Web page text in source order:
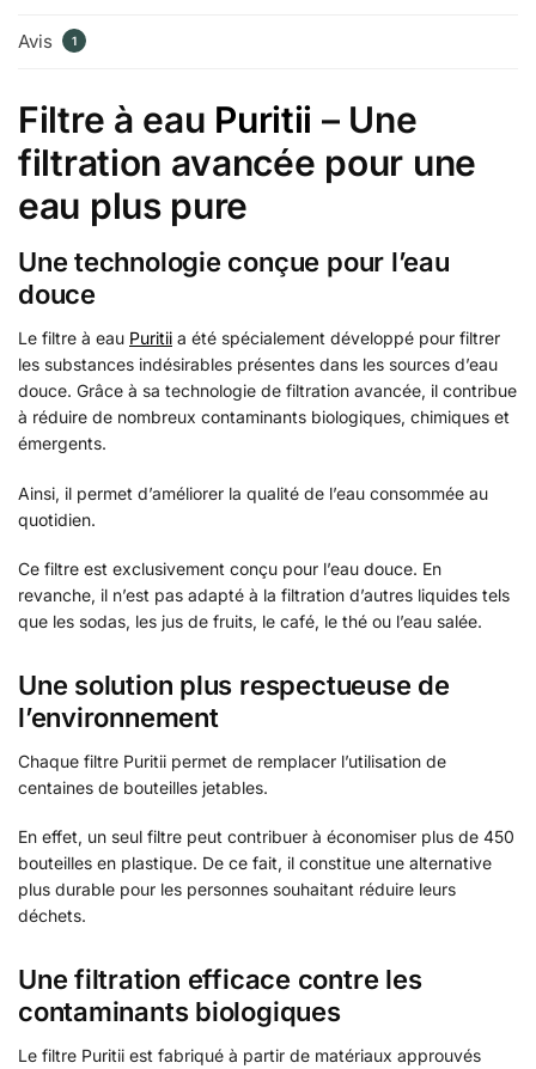
Avis 1
Filtre à eau Puritii – Une
filtration avancée pour une
eau plus pure
Une technologie conçue pour l’eau
douce
Le filtre à eau Puritii a été spécialement développé pour filtrer
les substances indésirables présentes dans les sources d’eau
douce. Grâce à sa technologie de filtration avancée, il contribue
à réduire de nombreux contaminants biologiques, chimiques et
émergents.
Ainsi, il permet d’améliorer la qualité de l’eau consommée au
quotidien.
Ce filtre est exclusivement conçu pour l’eau douce. En
revanche, il n’est pas adapté à la filtration d’autres liquides tels
que les sodas, les jus de fruits, le café, le thé ou l’eau salée.
Une solution plus respectueuse de
l’environnement
Chaque filtre Puritii permet de remplacer l’utilisation de
centaines de bouteilles jetables.
En effet, un seul filtre peut contribuer à économiser plus de 450
bouteilles en plastique. De ce fait, il constitue une alternative
plus durable pour les personnes souhaitant réduire leurs
déchets.
Une filtration efficace contre les
contaminants biologiques
Le filtre Puritii est fabriqué à partir de matériaux approuvés